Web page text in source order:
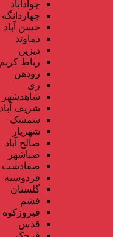
جوادآباد
چهاردانگه
حسن آباد
دماوند
دیزین
رباط کریم
رودهن
ری
شاهدشهر
شریف آباد
شمشک
شهریار
صالح آباد
صباشهر
صفادشت
فردوسیه
گلستان
فشم
فیروزکوه
قدس